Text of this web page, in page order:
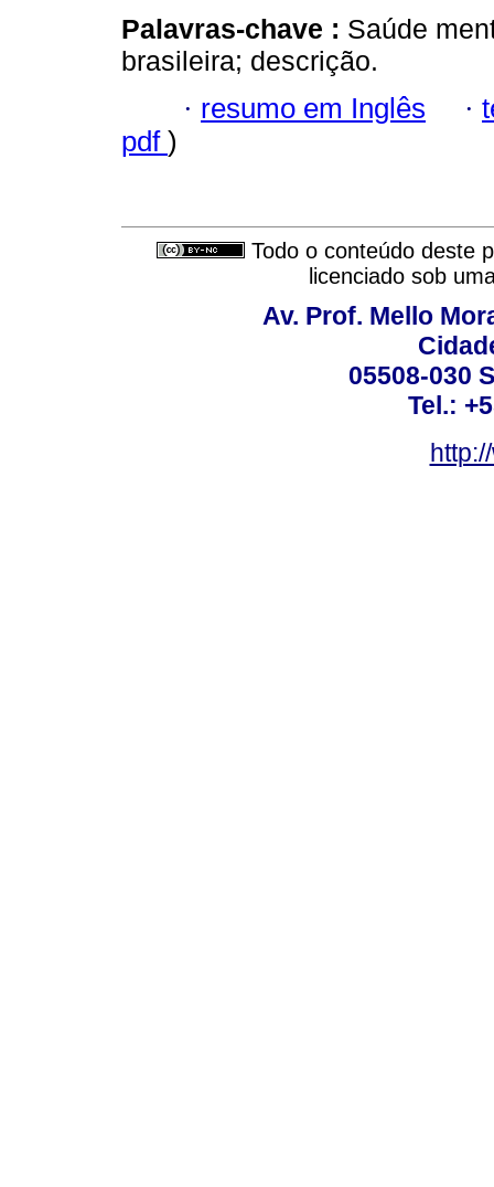
Palavras-chave : Saúde
brasileira; descrição.
· resumo em Inglês ·
pdf )
Todo o conteúdo deste
licenciado sob
Av. Prof. Mello
05508-030
Tel.: